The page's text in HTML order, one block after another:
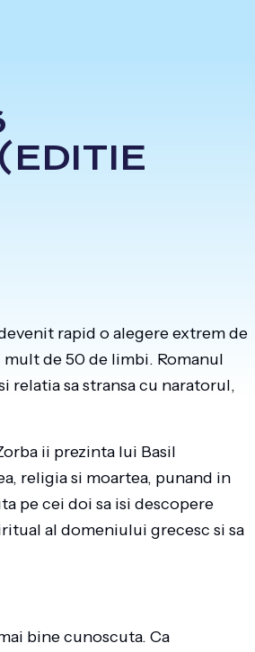
rapid o alegere extrem de
de 50 de limbi. Romanul
relatia sa stransa cu naratorul,
ii prezinta lui Basil
religia si moartea, punand in
pe cei doi sa isi descopere
al domeniului grecesc si sa
bine cunoscuta. Ca